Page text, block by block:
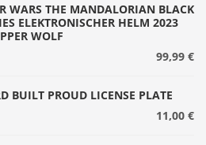
WARS THE MANDALORIAN BLACK
ELEKTRONISCHER HELM 2023
WOLF
99,99 €
BUILT PROUD LICENSE PLATE
11,00 €